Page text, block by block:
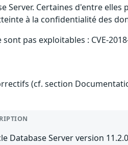
Server. Certaines d'entre
à la confidentialité des
pas exploitables : CVE-2018-
(cf. section
Database Server version